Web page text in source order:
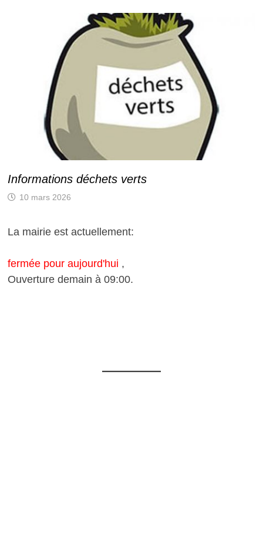
Informations déchets verts
10 mars 2026
La mairie est actuellement:
fermée pour aujourd'hui ,
Ouverture demain à 09:00.